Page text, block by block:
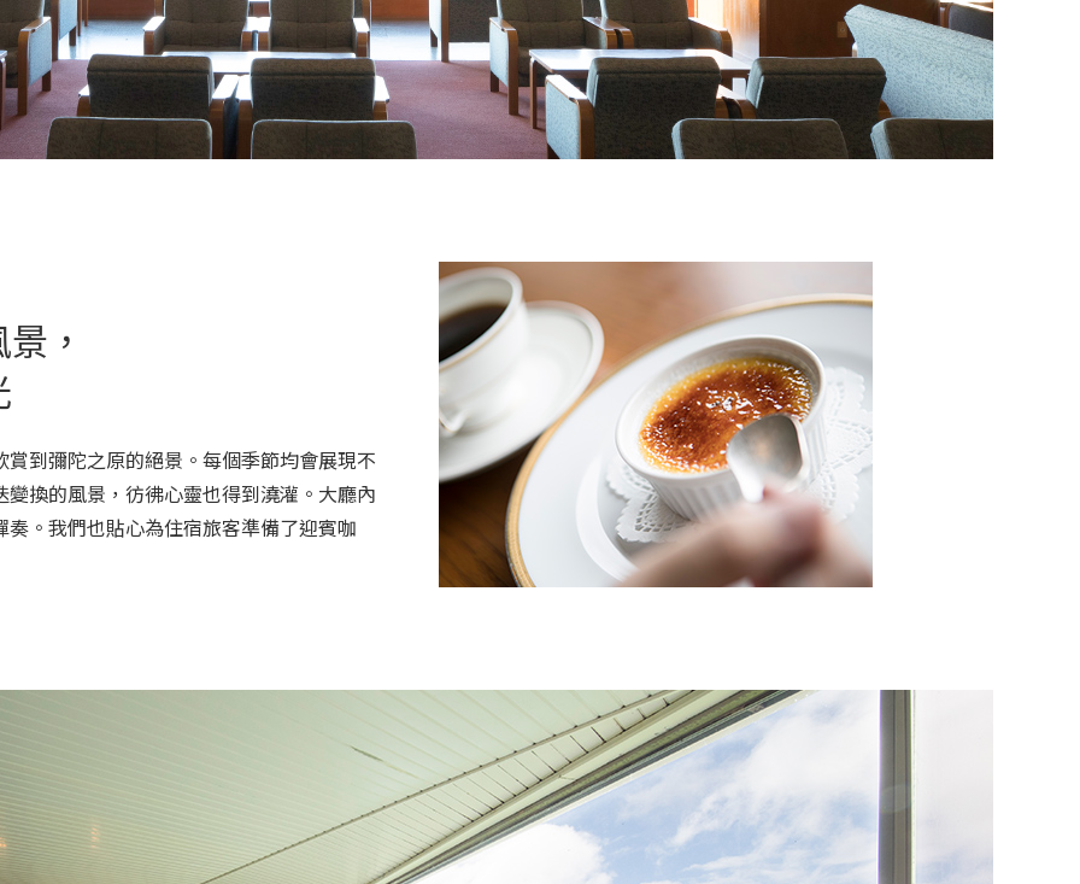
，
到彌陀之原的絕景。每個季節均會展現不
換的風景，彷彿心靈也得到澆灌。大廳內
。我們也貼心為住宿旅客準備了迎賓咖